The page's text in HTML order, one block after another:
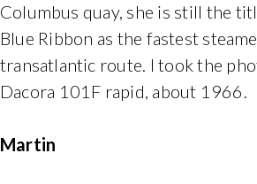
Columbus quay, she is still the
Blue Ribbon as the fastest
transatlantic route. I took the
Dacora 101F rapid, about 1966.
Martin